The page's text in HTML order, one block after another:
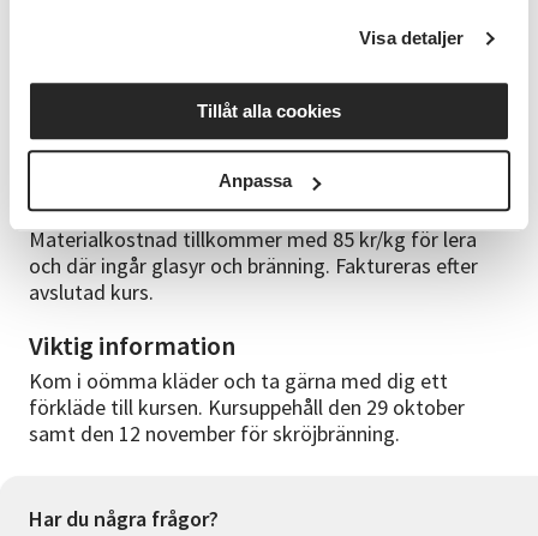
Visa detaljer
Tillåt alla cookies
Anpassa
Christina har över 20 års erfarenhet av keramik. Inte
Studieförbundet Vuxenskolan i både Malmö och
Lund. Hon arbetar till vardags med film och TV och
har ett brett intresse för kreativa hantverk.
Kursmaterial
Materialkostnad tillkommer med 85 kr/kg för lera
och där ingår glasyr och bränning. Faktureras efter
avslutad kurs.
Viktig information
Kom i oömma kläder och ta gärna med dig ett
förkläde till kursen. Kursuppehåll den 29 oktober
samt den 12 november för skröjbränning.
Har du några frågor?